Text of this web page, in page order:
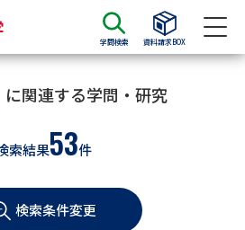
学問検索 資料請求BOX
求 資料検索
ら請求
学部・学科パンフ
に関連する学問・研究
索結果53件
検索条件変更